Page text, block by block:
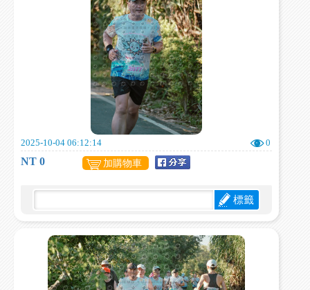
2025-10-04 06:12:14 0
NT 0 加購物車
標籤